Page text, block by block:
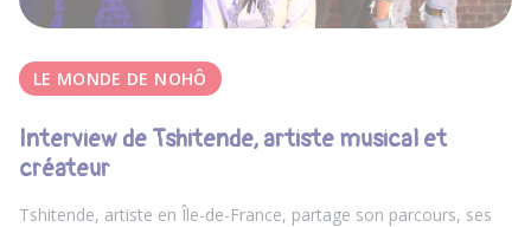
LE MONDE DE NOHÔ
Interview de Tshitende, artiste musical et
créateur
Tshitende, artiste en Île-de-France, partage son parcours, ses